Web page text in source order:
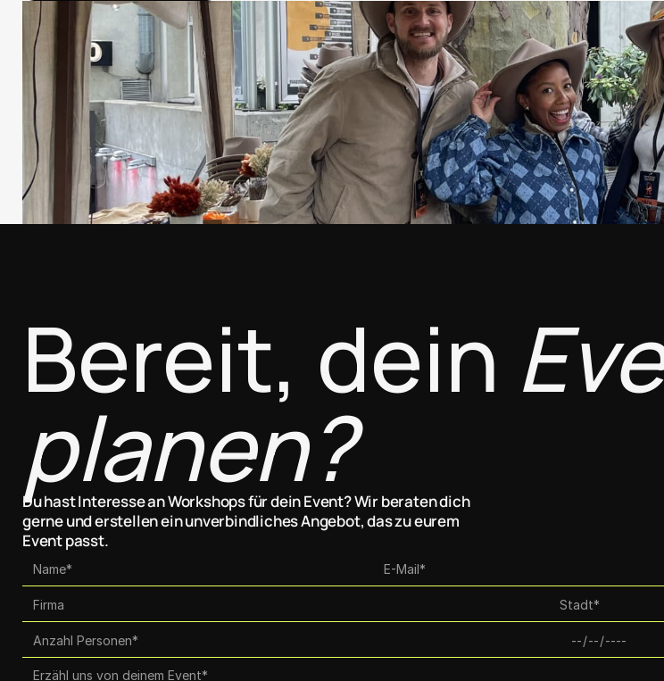
Bereit, dein
planen?
Du hast Interesse an Workshops für dein Event? Wir beraten dich
gerne und erstellen ein unverbindliches Angebot, das zu eurem
Event passt.